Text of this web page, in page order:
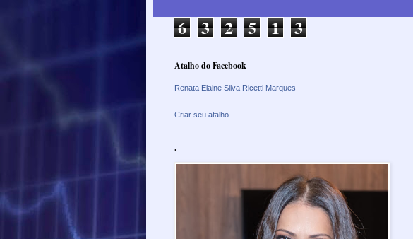
6 3 2 5 1 3
Atalho do Facebook
Renata Elaine Silva Ricetti Marques
Criar seu atalho
.